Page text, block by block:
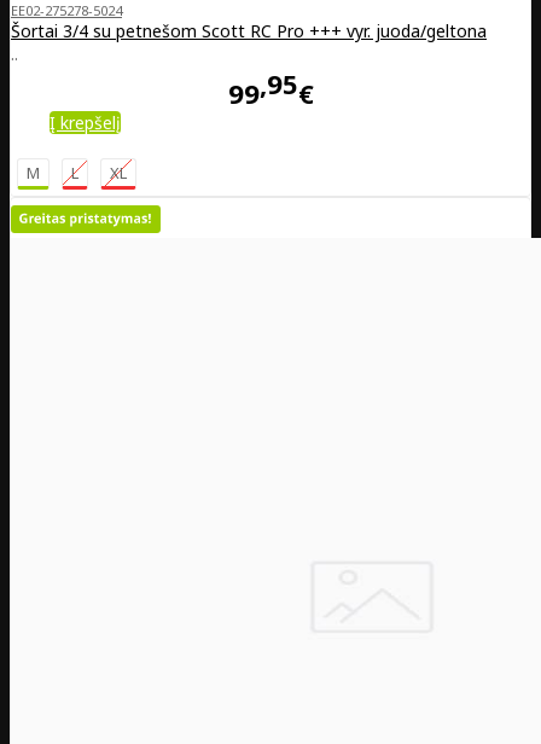
EE02-275278-5024
Šortai 3/4 su petnešom Scott RC Pro +++ vyr. juoda/geltona
..
99 95€
Į krepšelį
M L XL